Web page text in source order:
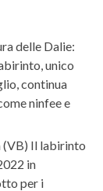
delle Dalie:
unico
continua
ninfee e
(VB) Il labirinto
in
per i